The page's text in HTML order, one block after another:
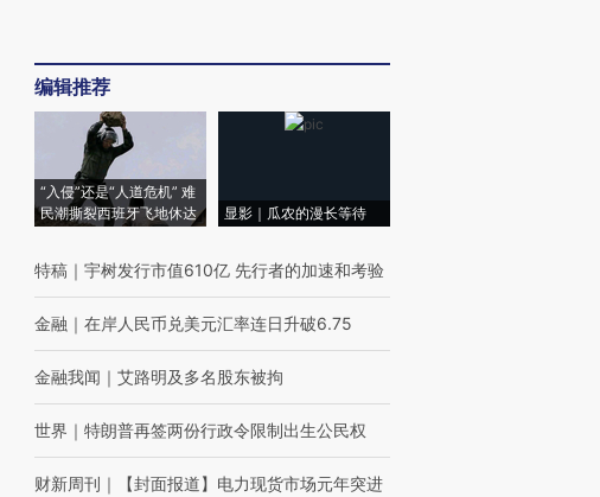
编辑推荐
“入侵”还是“人道危机” 难
民潮撕裂西班牙飞地休达
显影｜瓜农的漫长等待
特稿 ｜ 宇树发行市值610亿 先行者的加速和考验
金融 ｜ 在岸人民币兑美元汇率连日升破6.75
金融我闻 ｜ 艾路明及多名股东被拘
世界 ｜ 特朗普再签两份行政令限制出生公民权
财新周刊 ｜ 【封面报道】电力现货市场元年突进